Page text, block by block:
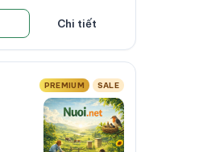
Chi tiết
PREMIUM SALE